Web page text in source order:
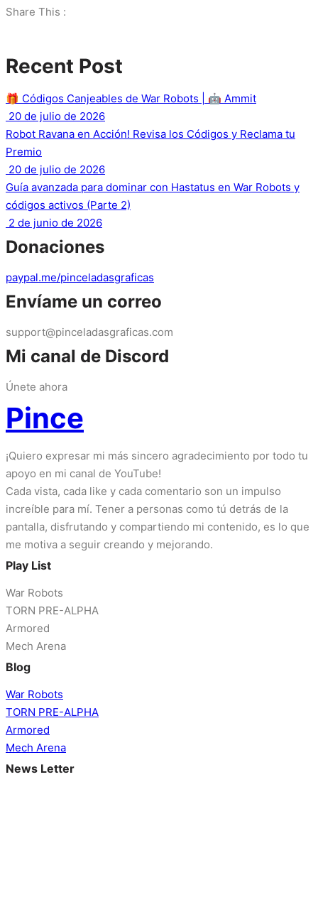
Share This :
Recent Post
🎁 Códigos Canjeables de War Robots | 🤖 Ammit
20 de julio de 2026
Robot Ravana en Acción! Revisa los Códigos y Reclama tu
Premio
20 de julio de 2026
Guía avanzada para dominar con Hastatus en War Robots y
códigos activos (Parte 2)
2 de junio de 2026
Donaciones
paypal.me/pinceladasgraficas
Envíame un correo
support@pinceladasgraficas.com
Mi canal de Discord
Únete ahora
Pince
¡Quiero expresar mi más sincero agradecimiento por todo tu
apoyo en mi canal de YouTube!
Cada vista, cada like y cada comentario son un impulso
increíble para mí. Tener a personas como tú detrás de la
pantalla, disfrutando y compartiendo mi contenido, es lo que
me motiva a seguir creando y mejorando.
Play List
War Robots
TORN PRE-ALPHA
Armored
Mech Arena
Blog
War Robots
TORN PRE-ALPHA
Armored
Mech Arena
News Letter